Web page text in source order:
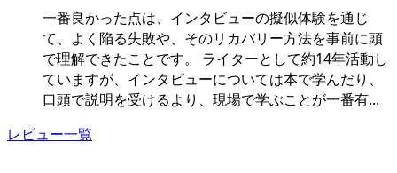
一番良かった点は、インタビューの擬似体験を通じ
て、よく陥る失敗や、そのリカバリー方法を事前に頭
で理解できたことです。 ライターとして約14年活動し
ていますが、インタビューについては本で学んだり、
口頭で説明を受けるより、現場で学ぶことが一番有...
レビュー一覧